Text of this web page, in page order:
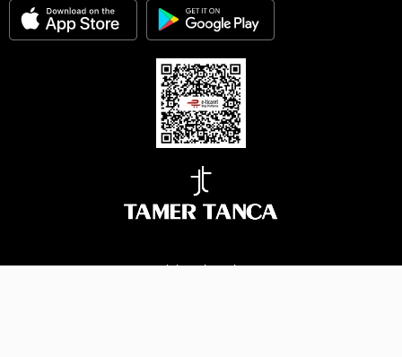
BİZİ TAKİP EDİN